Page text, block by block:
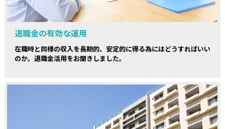
退職金の有効な運用
在職時と同様の収入を長期的、安定的に得る為にはどうすればいい
のか。退職金活用をお聞きしました。